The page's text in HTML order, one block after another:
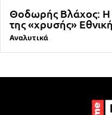
Θοδωρής Βλάχος: Η
της «χρυσής»
Αναλυτικά